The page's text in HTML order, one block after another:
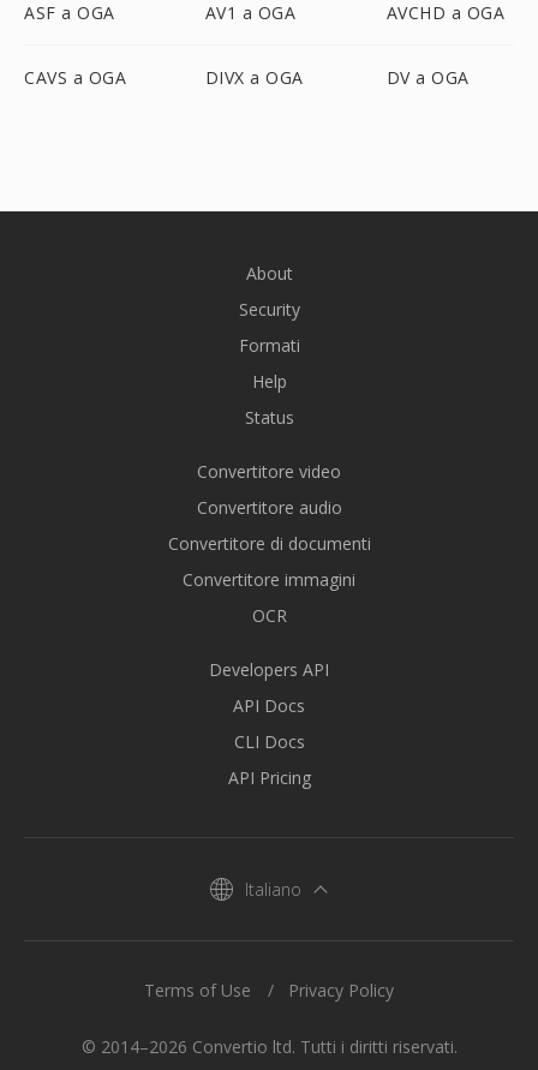
ASF a OGA AV1 a OGA AVCHD a OGA
CAVS a OGA DIVX a OGA DV a OGA
About
Security
Formati
Help
Status
Convertitore video
Convertitore audio
Convertitore di documenti
Convertitore immagini
OCR
Developers API
API Docs
CLI Docs
API Pricing
Italiano
© 2014–2026 Convertio ltd. Tutti i diritti riservati.
Terms of Use Privacy Policy